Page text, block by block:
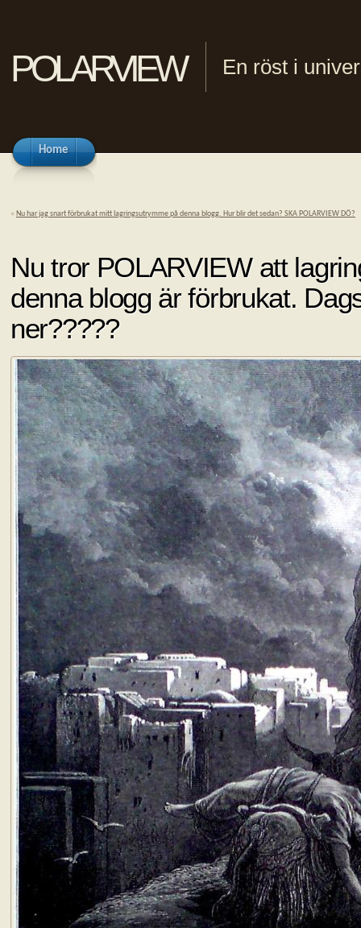
polarview En röst i
Home
« Nu har jag snart förbrukat mitt lagringsutrymme på denna blogg. Hur blir det sedan? SKA POLARVIEW DÖ?
Nu tror POLARVIEW att
denna blogg är förbrukat.
ner?????